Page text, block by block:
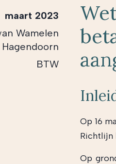
Op 16
Richtlijn
Op
maart 2023
Wamelen
BTW